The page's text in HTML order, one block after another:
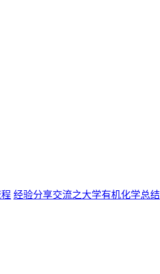
经验分享交流之大学有机化学总结